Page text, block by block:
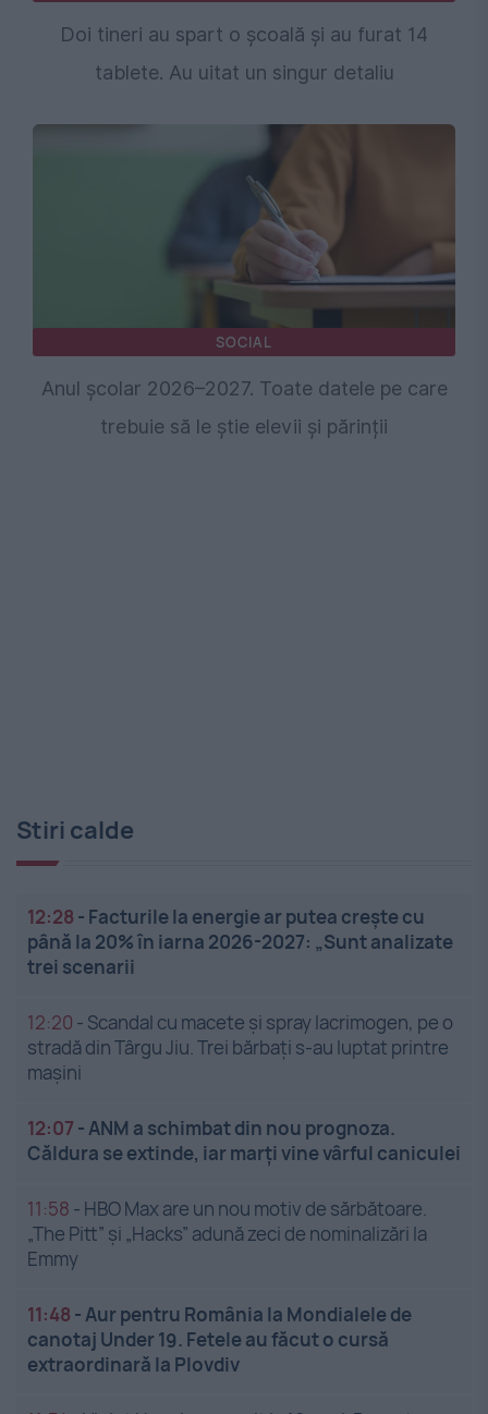
Doi tineri au spart o școală și au furat 14
tablete. Au uitat un singur detaliu
SOCIAL
Anul școlar 2026–2027. Toate datele pe care
trebuie să le știe elevii și părinții
Stiri calde
12:28 - Facturile la energie ar putea crește cu
până la 20% în iarna 2026-2027: „Sunt analizate
trei scenarii
12:20 - Scandal cu macete și spray lacrimogen, pe o
stradă din Târgu Jiu. Trei bărbați s-au luptat printre
mașini
12:07 -ANM a schimbat din nou prognoza.
Căldura se extinde, iar marți vine vârful caniculei
11:58 - HBO Max are un nou motiv de sărbătoare.
„The Pitt” și „Hacks” adună zeci de nominalizări la
Emmy
11:48 -Aur pentru România la Mondialele de
canotaj Under 19. Fetele au făcut o cursă
extraordinară la Plovdiv